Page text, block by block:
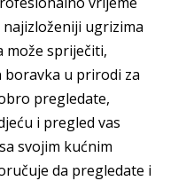
ugrizima
može spriječiti,
boravka u prirodi za
pregledate,
i pregled vas
svojim kućnim
da pregledate i